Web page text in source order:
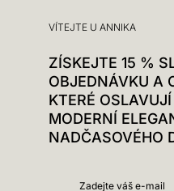
VÍTEJTE U ANNIKA
ZÍSKEJTE 15 %
OBJEDNÁVKU A
KTERÉ
MODERNÍ
NADČASOVÉHO